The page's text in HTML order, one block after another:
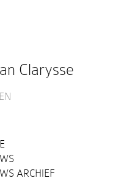
Clarysse
EN
ARCHIEF